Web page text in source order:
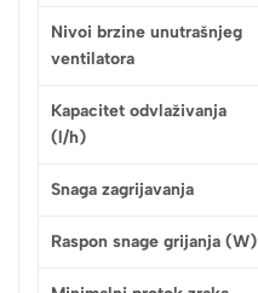
Nivoi brzine unutrašnjeg
ventilatora
Kapacitet odvlaživanja
(l/h)
Snaga zagrijavanja
Raspon snage grijanja (W)